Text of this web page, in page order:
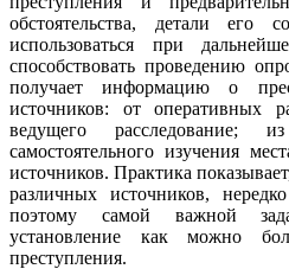
обстоятельства, детали его
использоваться при
способствовать проведению
получает информацию о
источников: от оперативных
ведущего расследование;
самостоятельного изучения
источников. Практика
различных источников,
поэтому самой важной
установление как можно
преступления.